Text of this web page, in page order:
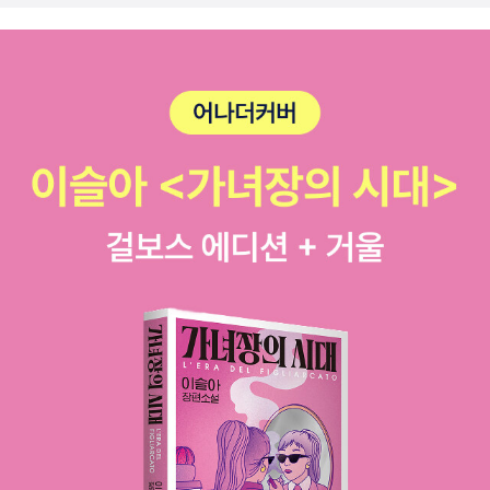
사에게 유언장을 남기고 하이드를 지켜 달라고 부탁한 사람은 누구였
거움을 포기하지 못하고 스스로 나락의 길을 선택하였다. 그것은 결
코 그에게 주어진 길이 아니었다. 일반적으로 이 소설을 인간에 내재
한다. 물론 자체로서도 빼어난 성취이지만, 작가는 제어되지 못한 지
식과 욕망의 위험성을 현대판 파우스트 박사를 소환하여 다시금 일깨
우고 있음도 간과해서는 안 된다. 래니언 박사에게 제안하는 하이드
하기만 하면 아직 알려지지 않은 지식과 명예를 얻을 새로운 길을 지
금 당장 이 방에서 눈앞에 열어 드리겠습니다. 악마도 놀라 당황할 정
도의 기적으로 당신의 눈을 어리둥절하게 만들어 드리지요. (P.118)
완전하고 더없이 순수하다면 더 이상 인간이 아니며, 그것이 반드시
올바르고 좋은 것을 뜻하는 것도 아니다. 자신 속에 내재한 양면적이
고 모순적인 본성을 인정할 때 비로소 우리는 주변을 돌아보게 된다.
을 분명히 알아야 한다.- P163그는 이분법적 사고의 한계와 문제를
극복하고 새로운 스펙트럼식 사고를 제공했다.- P164
되겠구나... 싶었다. 국가 경쟁력이나 내수의 흐름이나 등등등...들리
는 모든 소리를 담아낼 수 있는 문자라니, 지극히 경이롭고 또 경이롭
다.의자의 등받침이 님의 침묵으로 되어 있다. 시에 기대어 앉는다-라
니, 이 얼마나 낭만적인 의자란 말인가!영상체험관에 글자가 후두둑
떨어지는데, 나 혼자 감상했기 때문에 더 벅찬 기분이었다.발자국 표
시에 서서 잠시만 기다려 보자.잠시만 더 기다려 보자.잠시 후 내 실루
웃해 보고 만세도 불러본다.내가, 나를 따라하네.^^ 펼친 부분 접기
▲수능 시험 보던 날에는 엄니와 함께 국립 고궁 박물관에 다녀왔다.
교황 방한 기념으로 전시를 연장한 '천국의 문'을 보기 위해서였다.지
금껏 고궁 박물관은 늘 무료로 갔기 때문에 이번에도 그럴 줄 알았는
데 아니었다! 입장료 12,000원...ㅡ.ㅡ;;;;그나마 엄니가 우대 나이이
기 때문에 50% 할인 받아 다행~내가 천주교가 아니기 때문에 이 전